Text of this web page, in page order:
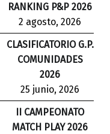
RANKING P&P 2026
2 agosto, 2026
CLASIFICATORIO G.P.
COMUNIDADES
2026
25 junio, 2026
II CAMPEONATO
MATCH PLAY 2026